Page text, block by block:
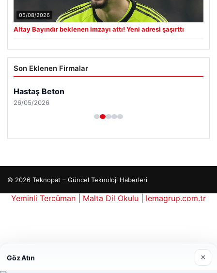
05/08/2026
Altay Bayındır beklenen imzayı attı! Yeni adresi şaşırttı
Son Eklenen Firmalar
Hastaş Beton
26/05/2026
© 2026 Teknopat – Güncel Teknoloji Haberleri
Göz Atın ×
Yeminli Tercüman Malta Dil Okulu
lemagrup.com.tr